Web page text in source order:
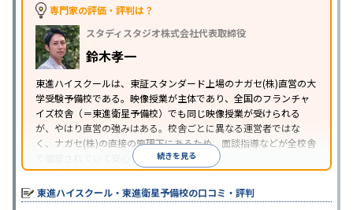
専門家の評価・評判は？
スタディスタジオ株式会社代表取締役
鈴木孝一
東進ハイスクールは、東証スタンダード上場のナガセ(株)直営の大
学受験予備校である。映像授業が主体であり、全国のフランチャ
イズ校舎（＝東進衛星予備校）でも同じ映像授業が受けられる
が、やはり直営の強みはある。校舎ごとに異なる運営者ではな
く、ナガセ(株)の直接の管理下にあるため、面談指導などが全校舎
で徹底されていて安心できる。
東進衛星予備校は、運営会社により指導方針や校舎のルールが異
なる。体験授業では、授業のみで判断するのではなく、担当者や
校舎雰囲気、校舎での合格実績などを確認すると良いだろう。
続きを見る
東進ハイスクール・東進衛星予備校の口コミ・評判